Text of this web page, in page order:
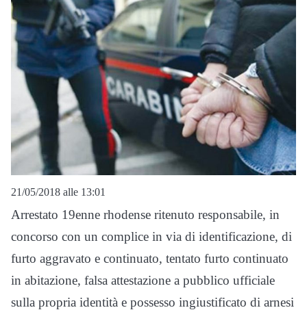
21/05/2018 alle 13:01
Arrestato 19enne rhodense ritenuto responsabile, in
concorso con un complice in via di identificazione, di
furto aggravato e continuato, tentato furto continuato
in abitazione, falsa attestazione a pubblico ufficiale
sulla propria identità e possesso ingiustificato di arnesi